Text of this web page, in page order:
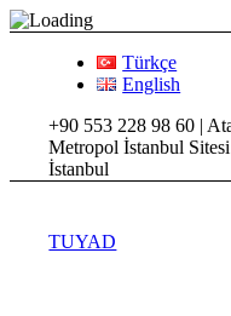
Türkçe
English
+90 553 228 98 60 |
Metropol İstanbul
İstanbul
TUYAD